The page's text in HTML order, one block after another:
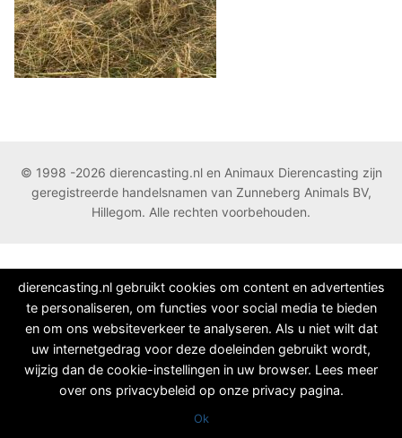
© 1998 -2026 dierencasting.nl en Animaux Dierencasting zijn
geregistreerde handelsnamen van Zunneberg Animals BV,
Hillegom. Alle rechten voorbehouden.
dierencasting.nl gebruikt cookies om content en advertenties
te personaliseren, om functies voor social media te bieden
en om ons websiteverkeer te analyseren. Als u niet wilt dat
uw internetgedrag voor deze doeleinden gebruikt wordt,
wijzig dan de cookie-instellingen in uw browser. Lees meer
over ons privacybeleid op onze privacy pagina.
Ok